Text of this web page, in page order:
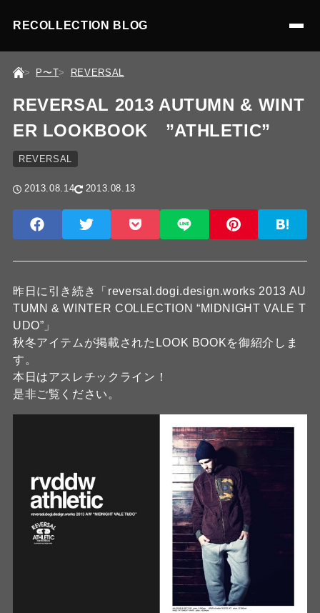
RECOLLECTION BLOG
P〜T REVERSAL
REVERSAL 2013 AUTUMN & WINT
ER LOOKBOOK ”ATHLETIC”
REVERSAL
2013.08.14 2013.08.13
昨日に引き続き「reversal.dogi.design.works 2013 AU
TUMN & WINTER COLLECTION “MIDNIGHT VALE T
UDO”」
秋冬アイテムが掲載されたLOOK BOOKを御紹介しま
す。
本日はアスレチックライン！
是非ご覧ください。